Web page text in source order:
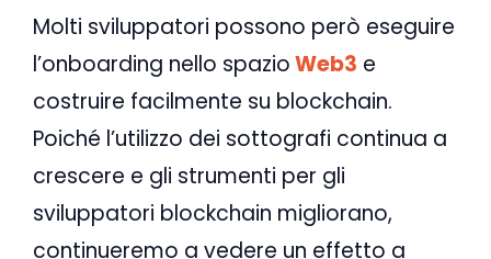
Molti sviluppatori possono però eseguire
l’onboarding nello spazioWeb3 e
costruire facilmente su blockchain.
Poiché l’utilizzo dei sottografi continua a
crescere e gli strumenti per gli
sviluppatori blockchain migliorano,
continueremo a vedere un effetto a